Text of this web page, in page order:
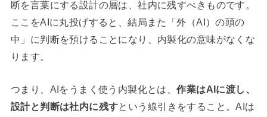
断を言葉にする設計の層は、社内に残すべきものです。
ここをAIに丸投げすると、結局また「外（AI）の頭の
中」に判断を預けることになり、内製化の意味がなくな
ります。
つまり、AIをうまく使う内製化とは、作業はAIに渡し、
設計と判断は社内に残すという線引きをすること。AIは